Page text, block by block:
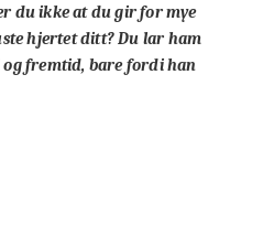
du ikke at du gir for mye
hjertet ditt? Du lar ham
fremtid, bare fordi han